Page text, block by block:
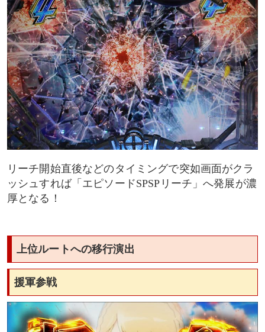
リーチ開始直後などのタイミングで突如画面がクラ
ッシュすれば「エピソードSPSPリーチ」へ発展が濃
厚となる！
上位ルートへの移行演出
援軍参戦